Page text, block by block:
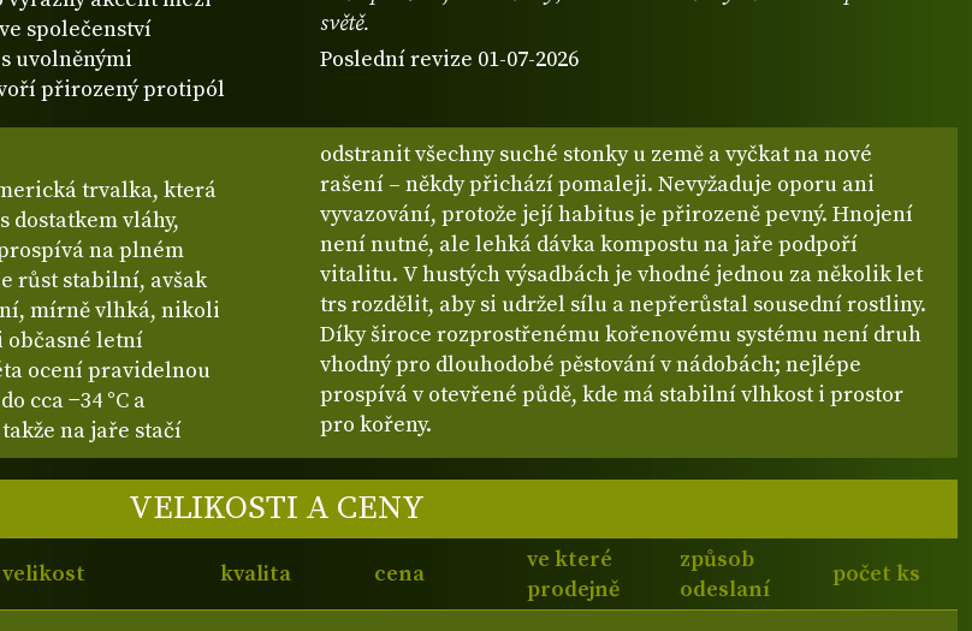
společenství
uvolněnými
přirozený protipól
světě.
Poslední revize 01-07-2026
trvalka, která
dostatkem vláhy,
na plném
růst stabilní, avšak
mírně vlhká, nikoli
občasné letní
ocení pravidelnou
cca −34 °C a
na jaře stačí
odstranit všechny suché stonky u země a vyčkat na nové
rašení – někdy přichází pomaleji. Nevyžaduje oporu ani
vyvazování, protože její habitus je přirozeně pevný. Hnojení
není nutné, ale lehká dávka kompostu na jaře podpoří
vitalitu. V hustých výsadbách je vhodné jednou za několik let
trs rozdělit, aby si udržel sílu a nepřerůstal sousední rostliny.
Díky široce rozprostřenému kořenovému systému není druh
vhodný pro dlouhodobé pěstování v nádobách; nejlépe
prospívá v otevřené půdě, kde má stabilní vlhkost i prostor
pro kořeny.
VELIKOSTI A CENY
velikost kvalita cena
ve které
prodejně
způsob
odeslaní
počet ks